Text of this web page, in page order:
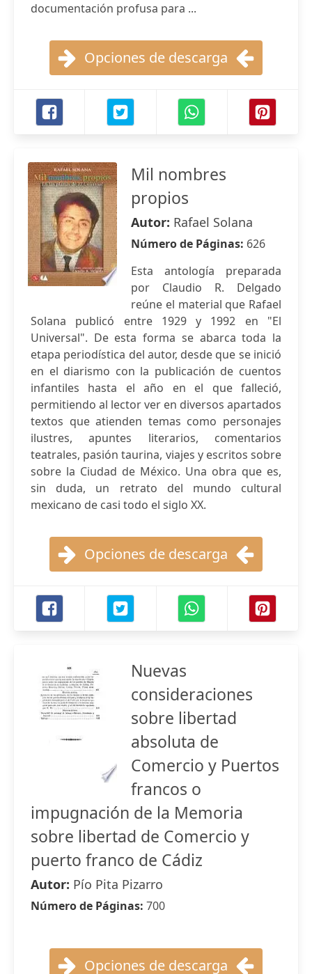
documentación profusa para ...
Opciones de descarga
Mil nombres
propios
Autor: Rafael Solana
Número de Páginas: 626
Esta antología preparada
por Claudio R. Delgado
reúne el material que Rafael
Solana publicó entre 1929 y 1992 en "El
Universal". De esta forma se abarca toda la
etapa periodística del autor, desde que se inició
en el diarismo con la publicación de cuentos
infantiles hasta el año en el que falleció,
permitiendo al lector ver en diversos apartados
textos que atienden temas como personajes
ilustres, apuntes literarios, comentarios
teatrales, pasión taurina, viajes y escritos sobre
sobre la Ciudad de México. Una obra que es,
sin duda, un retrato del mundo cultural
mexicano de casi todo el siglo XX.
Opciones de descarga
Nuevas
consideraciones
sobre libertad
absoluta de
Comercio y Puertos
francos o
impugnación de la Memoria
sobre libertad de Comercio y
puerto franco de Cádiz
Autor: Pío Pita Pizarro
Número de Páginas: 700
Opciones de descarga